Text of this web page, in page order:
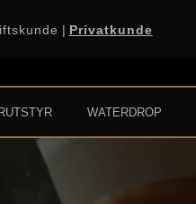
| Privatkunde
WATERDROP